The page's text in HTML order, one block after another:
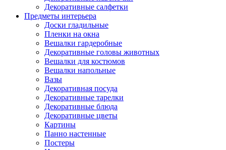
Декоративные салфетки
Предметы интерьера
Доски гладильные
Пленки на окна
Вешалки гардеробные
Декоративные головы животных
Вешалки для костюмов
Вешалки напольные
Вазы
Декоративная посуда
Декоративные тарелки
Декоративные блюда
Декоративные цветы
Картины
Панно настенные
Постеры